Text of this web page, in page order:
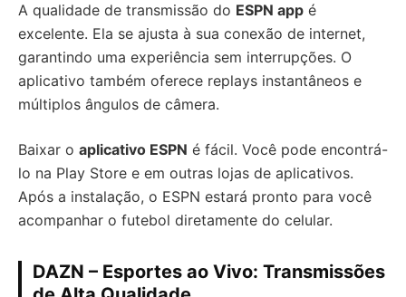
A qualidade de transmissão do ESPN app é
excelente. Ela se ajusta à sua conexão de internet,
garantindo uma experiência sem interrupções. O
aplicativo também oferece replays instantâneos e
múltiplos ângulos de câmera.
Baixar o aplicativo ESPN é fácil. Você pode encontrá-
lo na Play Store e em outras lojas de aplicativos.
Após a instalação, o ESPN estará pronto para você
acompanhar o futebol diretamente do celular.
DAZN – Esportes ao Vivo: Transmissões